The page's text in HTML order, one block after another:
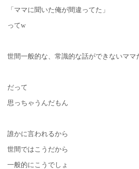
「ママに聞いた俺が間違ってた」
ってw
世間一般的な、常識的な話ができないママ
だって
思っちゃうんだもん
誰かに言われるから
世間ではこうだから
一般的にこうでしょ